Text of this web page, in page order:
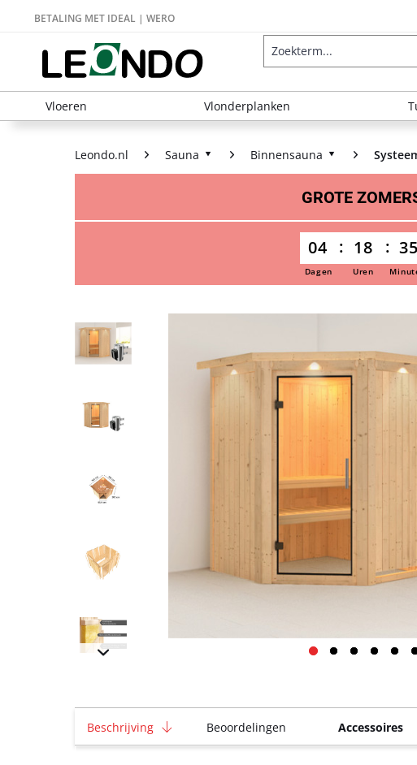
BETALING MET IDEAL | WERO
Vloeren Vlonderplanken
Leondo.nl Sauna Binnensauna
GROTE
04 18 34
Dagen Uren
Beschrijving Beoordelingen Accessoires